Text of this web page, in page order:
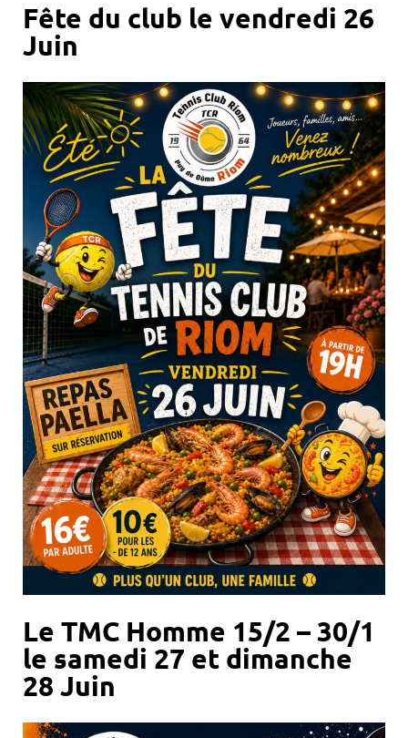
Fête du club le vendredi 26
Juin
Le TMC Homme 15/2 – 30/1
le samedi 27 et dimanche
28 Juin